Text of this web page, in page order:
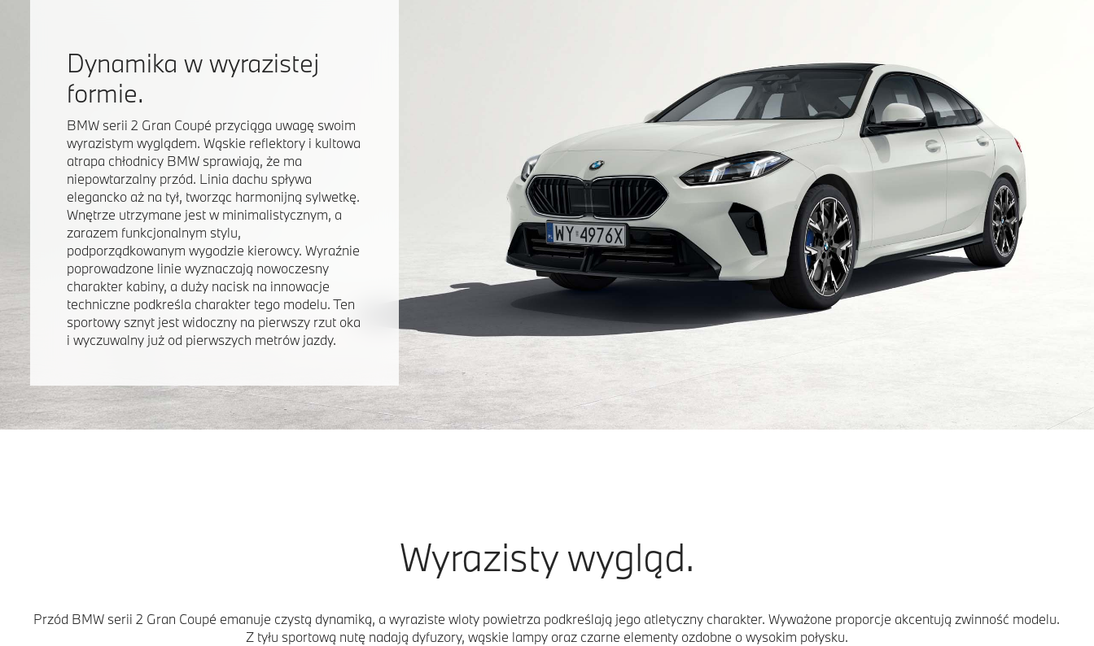
Dynamika w wyrazistej
formie.
BMW serii 2 Gran Coupé przyciąga uwagę swoim
wyrazistym wyglądem. Wąskie reflektory i kultowa
atrapa chłodnicy BMW sprawiają, że ma
niepowtarzalny przód. Linia dachu spływa
elegancko aż na tył, tworząc harmonijną sylwetkę.
Wnętrze utrzymane jest w minimalistycznym, a
zarazem funkcjonalnym stylu,
podporządkowanym wygodzie kierowcy. Wyraźnie
poprowadzone linie wyznaczają nowoczesny
charakter kabiny, a duży nacisk na innowacje
techniczne podkreśla charakter tego modelu. Ten
sportowy sznyt jest widoczny na pierwszy rzut oka
i wyczuwalny już od pierwszych metrów jazdy.
Wyrazisty wygląd.
Przód BMW serii 2 Gran Coupé emanuje czystą dynamiką, a wyraziste wloty powietrza podkreślają jego atletyczny charakter. Wyważone proporcje akcentują zwinność modelu.
Z tyłu sportową nutę nadają dyfuzory, wąskie lampy oraz czarne elementy ozdobne o wysokim połysku.